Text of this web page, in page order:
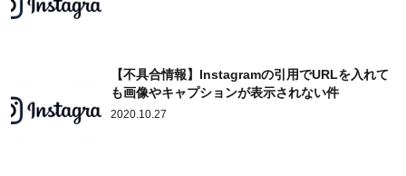
【不具合情報】Instagramの引用でURLを入れて
も画像やキャプションが表示されない件
2020.10.27